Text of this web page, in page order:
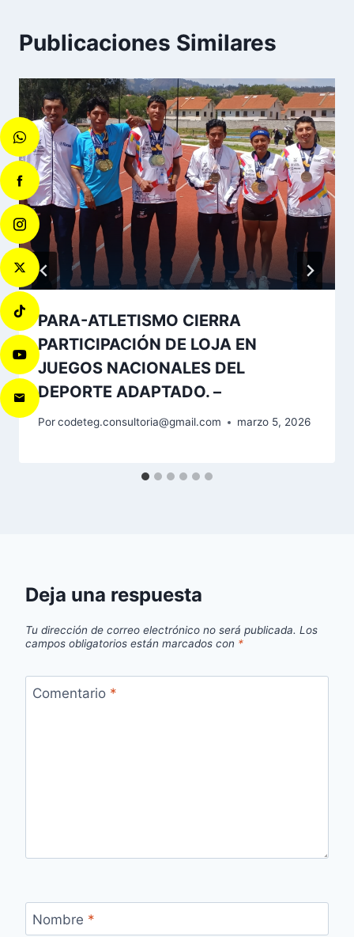
Publicaciones Similares
PARA-ATLETISMO CIERRA
PARTICIPACIÓN DE LOJA EN
JUEGOS NACIONALES DEL
DEPORTE ADAPTADO. –
Porcodeteg.consultoria@gmail.com marzo 5, 2026
Deja una respuesta
Tu dirección de correo electrónico no será publicada. Los
campos obligatorios están marcados con *
Comentario *
Nombre *